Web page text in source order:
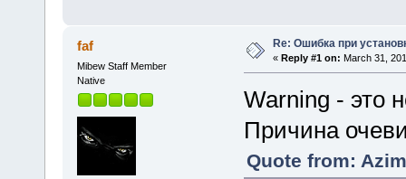
faf
Mibew Staff Member
Native
Re: Ошибка при
« Reply #1 on: March 31,
Warning - это
Причина
Quote from: